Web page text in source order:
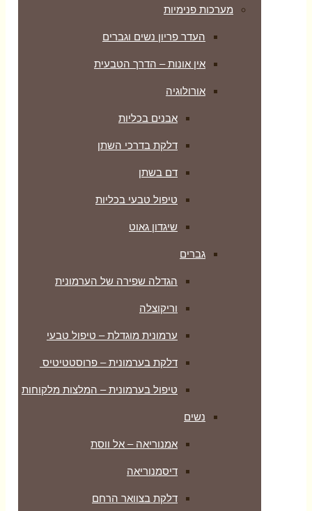
מערכות פנימיות
העדר פריון נשים וגברים
אין אונות – הדרך הטבעית
אורולוגיה
אבנים בכליות
דלקת בדרכי השתן
דם בשתן
טיפול טבעי בכליות
שיגדון גאוט
גברים
הגדלה שפירה של הערמונית
וריקוצלה
ערמונית מוגדלת – טיפול טבעי
דלקת בערמונית – פרוסטטיטיס
טיפול בערמונית – המלצות מלקוחות
נשים
אמנוריאה – אל ווסת
דיסמנוריאה
דלקת בצוואר הרחם